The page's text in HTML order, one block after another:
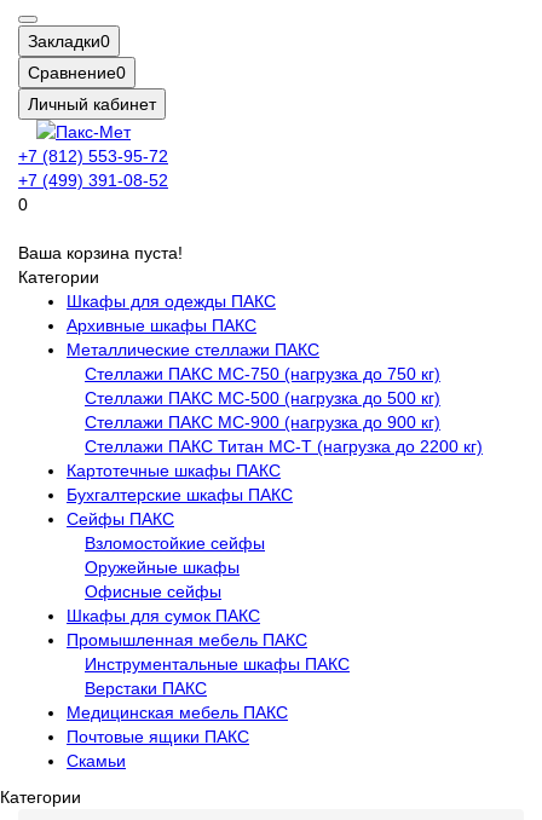
Закладки0
Сравнение0
Личный кабинет
+7 (812) 553-95-72
+7 (499) 391-08-52
0
Ваша корзина пуста!
Категории
Шкафы для одежды ПАКС
Архивные шкафы ПАКС
Металлические стеллажи ПАКС
Стеллажи ПАКС МС-750 (нагрузка до 750 кг)
Стеллажи ПАКС МС-500 (нагрузка до 500 кг)
Стеллажи ПАКС МС-900 (нагрузка до 900 кг)
Стеллажи ПАКС Титан МС-Т (нагрузка до 2200 кг)
Картотечные шкафы ПАКС
Бухгалтерские шкафы ПАКС
Сейфы ПАКС
Взломостойкие сейфы
Оружейные шкафы
Офисные сейфы
Шкафы для сумок ПАКС
Промышленная мебель ПАКС
Инструментальные шкафы ПАКС
Верстаки ПАКС
Медицинская мебель ПАКС
Почтовые ящики ПАКС
Скамьи
Категории